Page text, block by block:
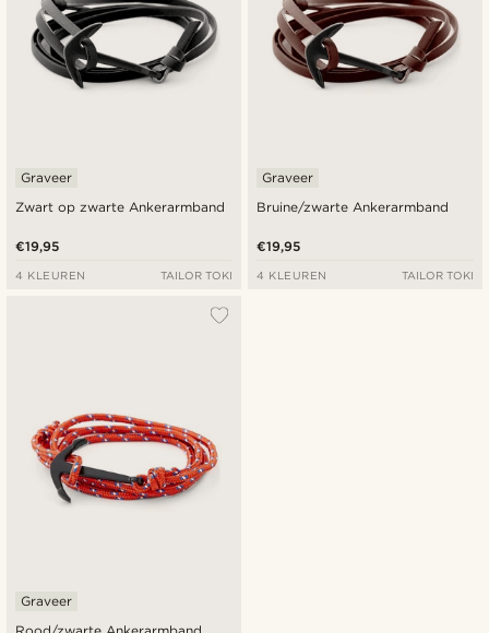
Zwart op zwarte Ankerarmband
Graveer
€19,95
4 KLEUREN TAILOR TOKI
Bruine/zwarte Ankerarmband
Graveer
€19,95
4 KLEUREN TAILOR TOKI
Graveer